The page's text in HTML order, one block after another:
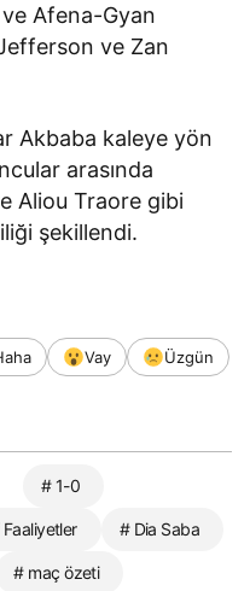
Afena-Gyan
ve Zan
Akbaba kaleye yön
arasında
Aliou Traore gibi
şekillendi.
Vay
Üzgün
# 1-0
# Dia Saba
# maç özeti